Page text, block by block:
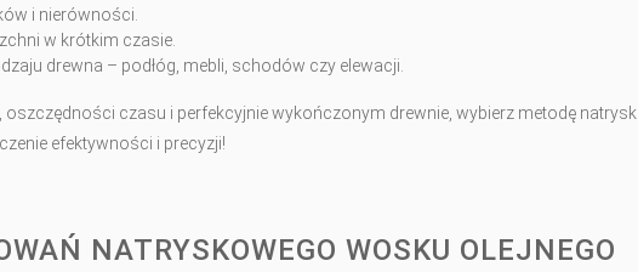
i nierówności.
w krótkim czasie.
drewna – podłóg, mebli, schodów czy elewacji.
oszczędności czasu i perfekcyjnie wykończonym drewnie, wybierz metodę
efektywności i precyzji!
NATRYSKOWEGO WOSKU OLEJNEGO